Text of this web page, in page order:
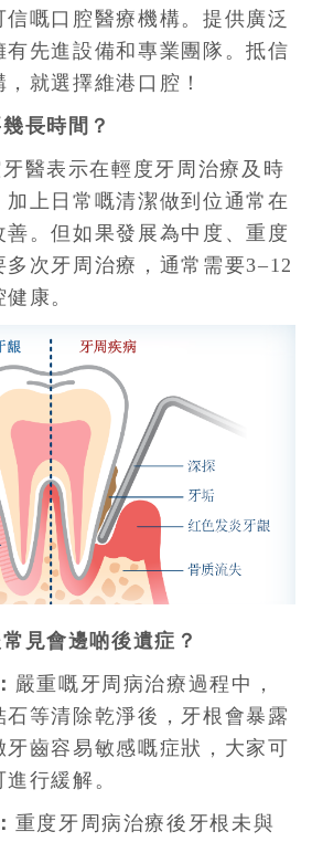
嘅口腔醫療機構。提供廣泛
先進設備和專業團隊。抵信
就選擇維港口腔！
長時間？
醫表示在輕度牙周治療及時
上日常嘅清潔做到位通常在
。但如果發展為中度、重度
次牙周治療，通常需要3–12
康。
見會邊啲後遺症？
嚴重嘅牙周病治療過程中，
等清除乾淨後，牙根會暴露
齒容易敏感嘅症狀，大家可
行緩解。
重度牙周病治療後牙根未與